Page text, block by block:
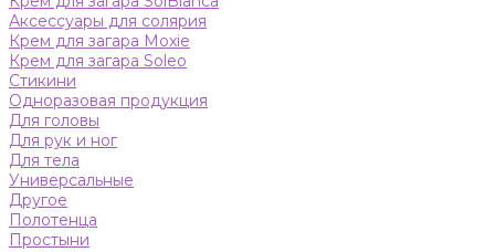
Аксессуары для солярия
Крем для загара Moxie
Крем для загара Soleo
Стикини
Одноразовая продукция
Для головы
Для рук и ног
Для тела
Универсальные
Другое
Полотенца
Простыни